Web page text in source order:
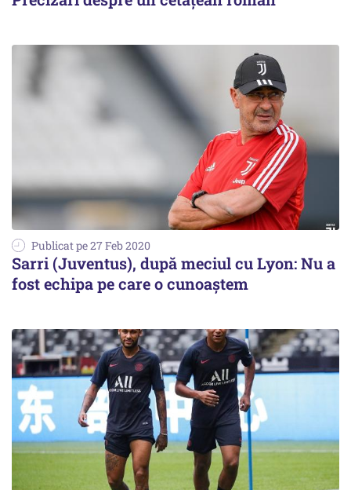
Publicat pe 27 Feb 2020
Sarri (Juventus), după meciul cu Lyon: Nu a
fost echipa pe care o cunoaştem